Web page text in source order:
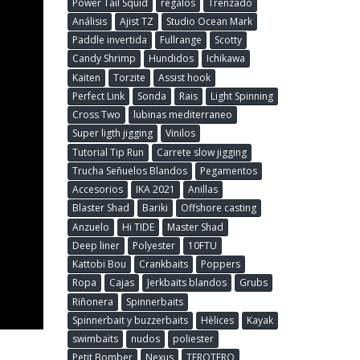
Análisis
Ajist TZ
Studio Ocean Mark
Paddle invertida
Fullrange
Scotty
Candy Shrimp
Hundidos
Ichikawa
Kaiten
Torzite
Assist hook
Perfect Link
Sonda Rais
Light Spinning
Cross Two
lubinas mediterraneo
Super ligth jigging
Vinilos
Tutorial Tip Run
Carrete slow jigging
Trucha Señuelos Blandos
Pegamentos
Accesorios
IKA 2021
Anillas
Blaster Shad
Bariki
Offshore casting
Anzuelo
Hi TIDE
Master Shad
Deep liner
Polyester
10FTU
Kattobi Bou
Crankbaits
Poppers
Ropa
Cajas Jerkbaits blandos
Grubs
Riñonera
Spinnerbaits
Spinnerbait y buzzerbaits
Hèlices
Kayak
swimbaits
nudos
poliester